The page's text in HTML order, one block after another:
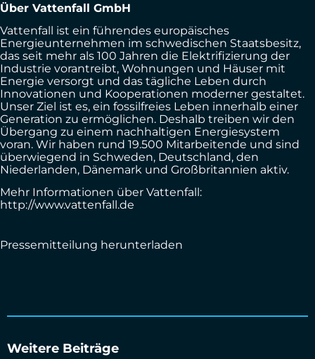
Über Vattenfall GmbH
Vattenfall ist ein führendes europäisches
Energieunternehmen im schwedischen Staatsbesitz,
das seit mehr als 100 Jahren die Elektrifizierung der
Industrie vorantreibt, Wohnungen und Häuser mit
Energie versorgt und das tägliche Leben durch
Innovationen und Kooperationen moderner gestaltet.
Unser Ziel ist es, ein fossilfreies Leben innerhalb einer
Generation zu ermöglichen. Deshalb treiben wir den
Übergang zu einem nachhaltigen Energiesystem
voran. Wir haben rund 19.500 Mitarbeitende und sind
überwiegend in Schweden, Deutschland, den
Niederlanden, Dänemark und Großbritannien aktiv.
Mehr Informationen über Vattenfall:
http://www.vattenfall.de
Pressemitteilung herunterladen
Weitere Beiträge